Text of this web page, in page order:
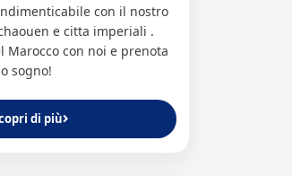
con il nostro
e citta imperiali .
Marocco con noi e prenota
sogno!
di più